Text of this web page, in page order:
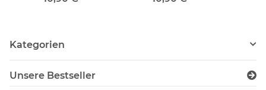
Kategorien
Unsere Bestseller